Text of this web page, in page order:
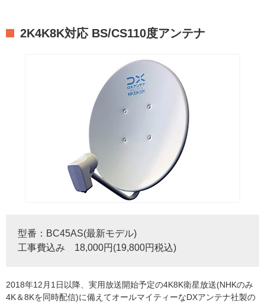
2K4K8K対応 BS/CS110度アンテナ
型番：BC45AS(最新モデル)
工事費込み 18,000円(19,800円税込)
2018年12月1日以降、実用放送開始予定の4K8K衛星放送(NHKのみ
4K＆8Kを同時配信)に備えてオールマイティーなDXアンテナ社製の